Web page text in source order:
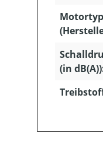
Motortyp
(in